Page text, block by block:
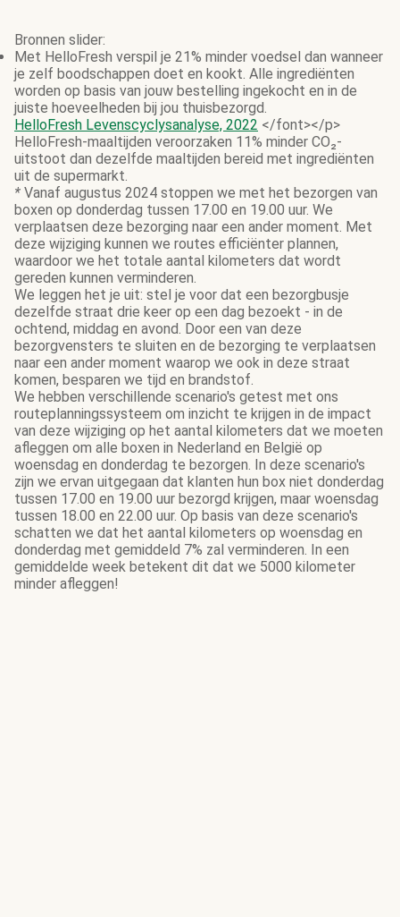
Bronnen slider:
Met HelloFresh verspil je 21% minder voedsel dan wanneer
je zelf boodschappen doet en kookt. Alle ingrediënten
worden op basis van jouw bestelling ingekocht en in de
juiste hoeveelheden bij jou thuisbezorgd.
HelloFresh Levenscyclysanalyse, 2022 </font></p>
HelloFresh-maaltijden veroorzaken 11% minder CO₂-
uitstoot dan dezelfde maaltijden bereid met ingrediënten
uit de supermarkt.
* Vanaf augustus 2024 stoppen we met het bezorgen van
boxen op donderdag tussen 17.00 en 19.00 uur. We
verplaatsen deze bezorging naar een ander moment. Met
deze wijziging kunnen we routes efficiënter plannen,
waardoor we het totale aantal kilometers dat wordt
gereden kunnen verminderen.
We leggen het je uit: stel je voor dat een bezorgbusje
dezelfde straat drie keer op een dag bezoekt - in de
ochtend, middag en avond. Door een van deze
bezorgvensters te sluiten en de bezorging te verplaatsen
naar een ander moment waarop we ook in deze straat
komen, besparen we tijd en brandstof.
We hebben verschillende scenario's getest met ons
routeplanningssysteem om inzicht te krijgen in de impact
van deze wijziging op het aantal kilometers dat we moeten
afleggen om alle boxen in Nederland en België op
woensdag en donderdag te bezorgen. In deze scenario's
zijn we ervan uitgegaan dat klanten hun box niet donderdag
tussen 17.00 en 19.00 uur bezorgd krijgen, maar woensdag
tussen 18.00 en 22.00 uur. Op basis van deze scenario's
schatten we dat het aantal kilometers op woensdag en
donderdag met gemiddeld 7% zal verminderen. In een
gemiddelde week betekent dit dat we 5000 kilometer
minder afleggen!